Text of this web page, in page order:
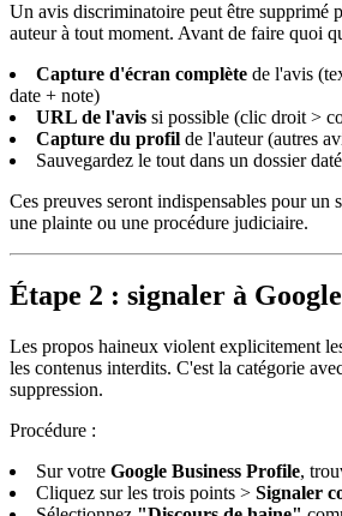
Un avis discriminatoire peut être supprimé
auteur à tout moment. Avant de faire quoi
Capture d'écran complète de l'avis
date + note)
URL de l'avis si possible (clic droit >
Capture du profil de l'auteur (autres
Sauvegardez le tout dans un dossier daté
Ces preuves seront indispensables pour un
une plainte ou une procédure judiciaire.
Étape 2 : signaler à Google
Les propos haineux violent explicitement
les contenus interdits. C'est la catégorie
suppression.
Procédure :
Sur votre Google Business Profile,
Cliquez sur les trois points > Signaler